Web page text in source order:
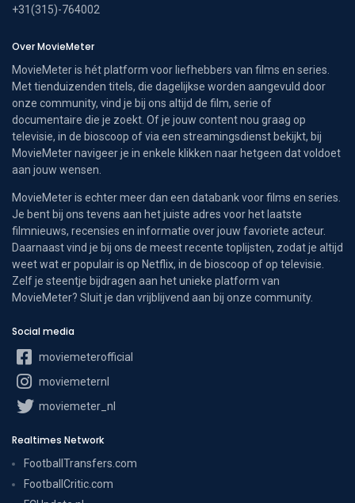
+31(315)-764002
Over MovieMeter
MovieMeter is hét platform voor liefhebbers van films en series.
Met tienduizenden titels, die dagelijkse worden aangevuld door
onze community, vind je bij ons altijd de film, serie of
documentaire die je zoekt. Of je jouw content nou graag op
televisie, in de bioscoop of via een streamingsdienst bekijkt, bij
MovieMeter navigeer je in enkele klikken naar hetgeen dat voldoet
aan jouw wensen.
MovieMeter is echter meer dan een databank voor films en series.
Je bent bij ons tevens aan het juiste adres voor het laatste
filmnieuws, recensies en informatie over jouw favoriete acteur.
Daarnaast vind je bij ons de meest recente toplijsten, zodat je altijd
weet wat er populair is op Netflix, in de bioscoop of op televisie.
Zelf je steentje bijdragen aan het unieke platform van
MovieMeter? Sluit je dan vrijblijvend aan bij onze community.
Social media
moviemeterofficial
moviemeternl
moviemeter_nl
Realtimes Network
FootballTransfers.com
FootballCritic.com